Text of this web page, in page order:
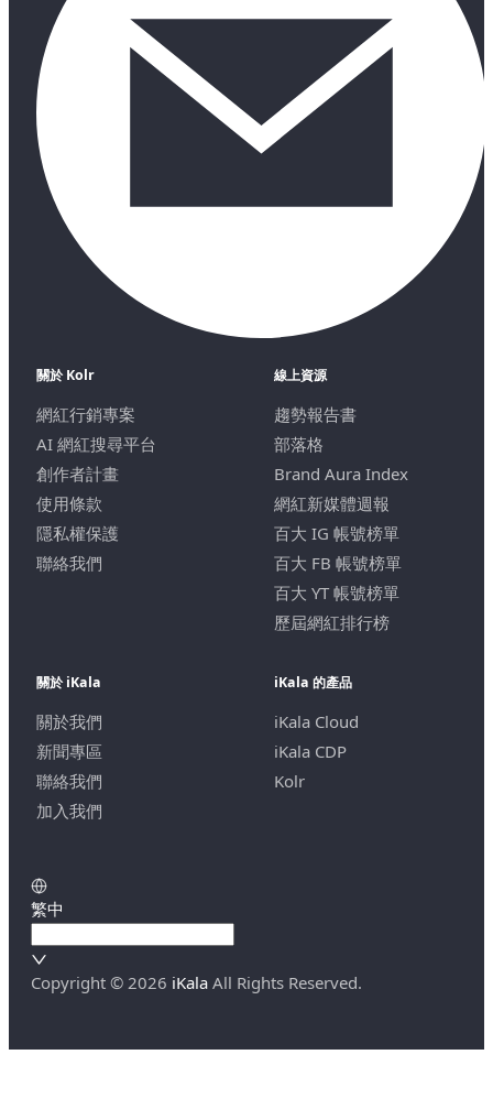
關於 Kolr
網紅行銷專案
AI 網紅搜尋平台
創作者計畫
使用條款
隱私權保護
聯絡我們
線上資源
趨勢報告書
部落格
Brand Aura Index
網紅新媒體週報
百大 IG 帳號榜單
百大 FB 帳號榜單
百大 YT 帳號榜單
歷屆網紅排行榜
關於 iKala
關於我們
新聞專區
聯絡我們
加入我們
iKala 的產品
iKala Cloud
iKala CDP
Kolr
繁中
Copyright © 2026 iKala All Rights Reserved.